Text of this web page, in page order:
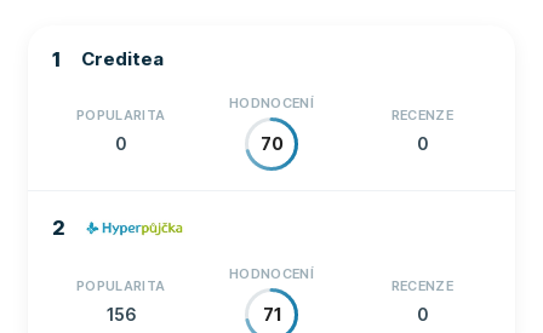
1 Creditea
HODNOCENÍ
70
RECENZE
0
POPULARITA
0
2
HODNOCENÍ
71
RECENZE
0
POPULARITA
156